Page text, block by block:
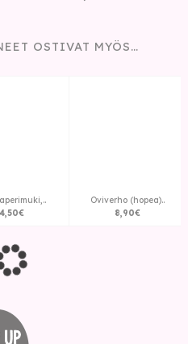
OSTIVAT MYÖS…
4,50€
Oviverho (hopea)..
8,90€